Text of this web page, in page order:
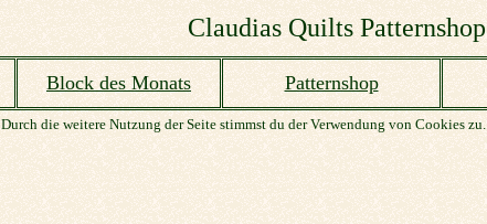
Claudias Quilts Patternshop
Block des Monats Patternshop
Durch die weitere Nutzung der Seite stimmst du der Verwendung von Cookies zu.